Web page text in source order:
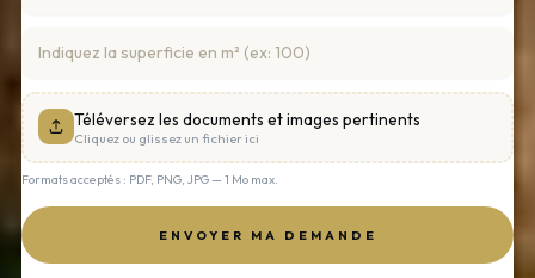
Téléversez les documents et images pertinents
Cliquez ou glissez un fichier ici
Formats acceptés : PDF, PNG, JPG — 1 Mo max.
ENVOYER MA DEMANDE